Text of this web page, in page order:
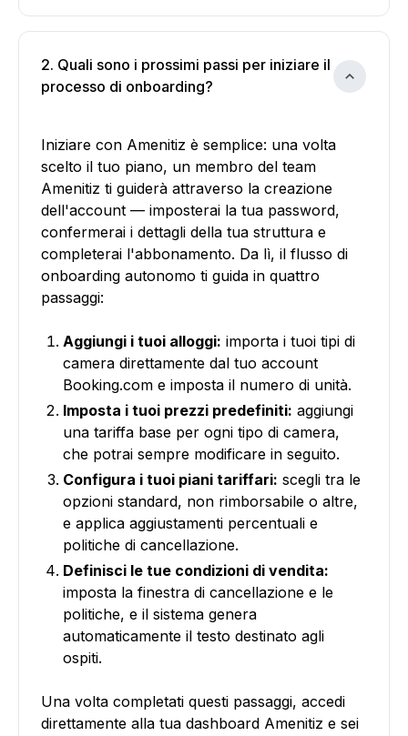
2. Quali sono i prossimi passi per iniziare il
processo di onboarding?
Iniziare con Amenitiz è semplice: una volta
scelto il tuo piano, un membro del team
Amenitiz ti guiderà attraverso la creazione
dell'account — imposterai la tua password,
confermerai i dettagli della tua struttura e
completerai l'abbonamento. Da lì, il flusso di
onboarding autonomo ti guida in quattro
passaggi:
Aggiungi i tuoi alloggi: importa i tuoi tipi di
camera direttamente dal tuo account
Booking.com e imposta il numero di unità.
Imposta i tuoi prezzi predefiniti: aggiungi
una tariffa base per ogni tipo di camera,
che potrai sempre modificare in seguito.
Configura i tuoi piani tariffari: scegli tra le
opzioni standard, non rimborsabile o altre,
e applica aggiustamenti percentuali e
politiche di cancellazione.
Definisci le tue condizioni di vendita:
imposta la finestra di cancellazione e le
politiche, e il sistema genera
automaticamente il testo destinato agli
ospiti.
Una volta completati questi passaggi, accedi
direttamente alla tua dashboard Amenitiz e sei